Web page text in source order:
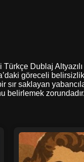
Dublaj
göreceli
saklayan
belirlemek zorundadır.